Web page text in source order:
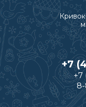
+7
+7